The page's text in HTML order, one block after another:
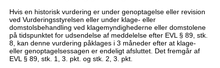
Hvis en historisk vurdering er under genoptagelse eller revision
ved Vurderingsstyrelsen eller under klage- eller
domstolsbehandling ved klagemyndighederne eller domstolene
på tidspunktet for udsendelse af meddelelse efter EVL § 89, stk.
8, kan denne vurdering påklages i 3 måneder efter at klage-
eller genoptagelsessagen er endeligt afsluttet. Det fremgår af
EVL § 89, stk. 1, 3. pkt. og stk. 2, 3. pkt.